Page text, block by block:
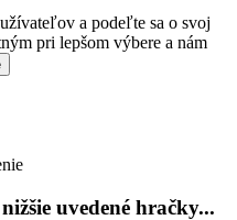
a podeľte sa o svoj
pri lepšom výbere a nám
uvedené hračky...